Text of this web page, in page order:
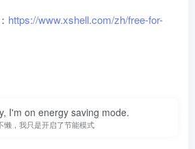
https://www.xshell.com/zh/free-for-
I'm on energy saving mode.
懒，我只是开启了节能模式